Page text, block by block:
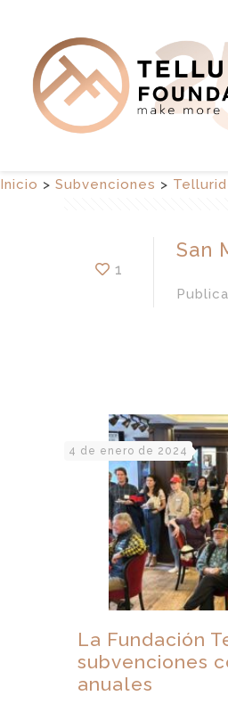
Inicio > Subvenciones >
1
San
4 de enero de 2024
La Fundación
subvenciones
anuales